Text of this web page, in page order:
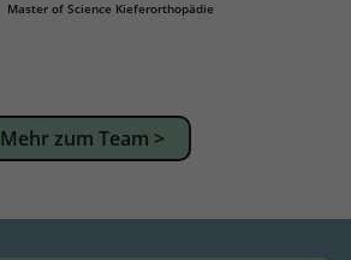
Master of Science Kieferorthopädie
Mehr zum Team >